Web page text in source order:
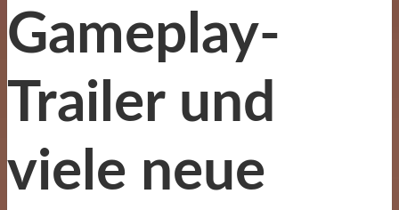
Gameplay-
Trailer und
viele neue